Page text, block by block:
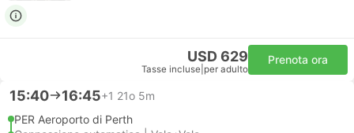
USD 629
Tasse incluse per adulto
Prenota ora
15:40 16:45+1 21o 5m
PER Aeroporto di Perth